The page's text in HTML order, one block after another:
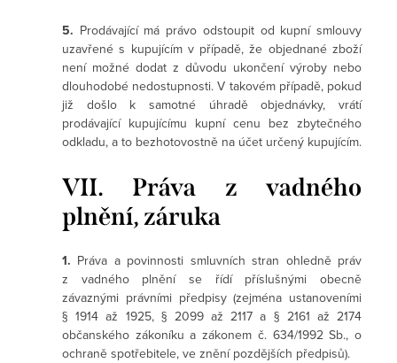
5. Prodávající má právo odstoupit od kupní smlouvy
uzavřené s kupujícím v případě, že objednané zboží
není možné dodat z důvodu ukončení výroby nebo
dlouhodobé nedostupnosti. V takovém případě, pokud
již došlo k samotné úhradě objednávky, vrátí
prodávající kupujícímu kupní cenu bez zbytečného
odkladu, a to bezhotovostně na účet určený kupujícím.
VII. Práva z vadného
plnění, záruka
1. Práva a povinnosti smluvních stran ohledně práv
z vadného plnění se řídí příslušnými obecně
závaznými právními předpisy (zejména ustanoveními
§ 1914 až 1925, § 2099 až 2117 a § 2161 až 2174
občanského zákoníku a zákonem č. 634/1992 Sb., o
ochraně spotřebitele, ve znění pozdějších předpisů).